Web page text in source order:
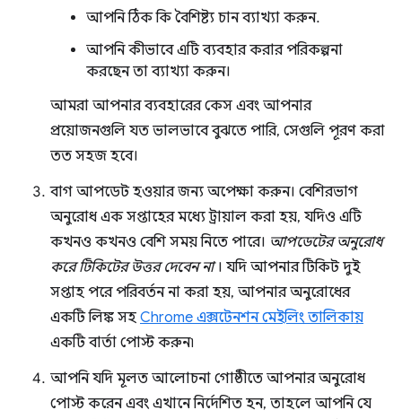
আপনি ঠিক কি বৈশিষ্ট্য চান ব্যাখ্যা করুন.
আপনি কীভাবে এটি ব্যবহার করার পরিকল্পনা
করছেন তা ব্যাখ্যা করুন।
আমরা আপনার ব্যবহারের কেস এবং আপনার
প্রয়োজনগুলি যত ভালভাবে বুঝতে পারি, সেগুলি পূরণ করা
তত সহজ হবে।
বাগ আপডেট হওয়ার জন্য অপেক্ষা করুন। বেশিরভাগ
অনুরোধ এক সপ্তাহের মধ্যে ট্রায়াল করা হয়, যদিও এটি
কখনও কখনও বেশি সময় নিতে পারে। আপডেটের অনুরোধ
করে টিকিটের উত্তর দেবেন না। যদি আপনার টিকিট দুই
সপ্তাহ পরে পরিবর্তন না করা হয়, আপনার অনুরোধের
একটি লিঙ্ক সহ Chrome এক্সটেনশন মেইলিং তালিকায়
একটি বার্তা পোস্ট করুন৷
আপনি যদি মূলত আলোচনা গোষ্ঠীতে আপনার অনুরোধ
পোস্ট করেন এবং এখানে নির্দেশিত হন, তাহলে আপনি যে